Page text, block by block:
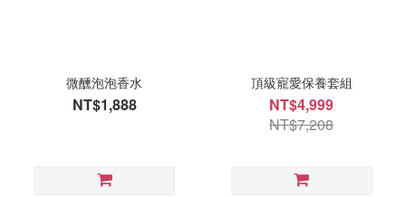
微醺泡泡香水
NT$1,888
頂級寵愛保養套組
NT$4,999
NT$7,208